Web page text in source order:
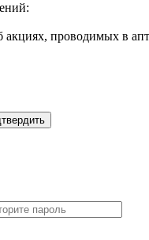
акциях, проводимых в